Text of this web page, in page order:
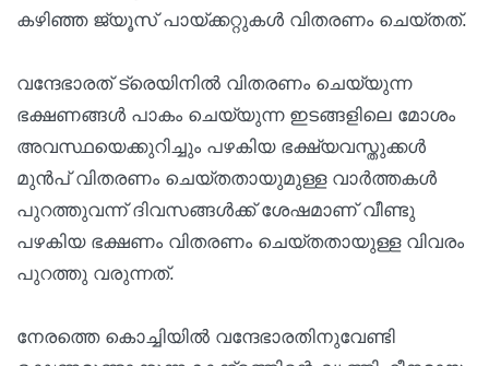
കഴിഞ്ഞ ജ്യൂസ് പായ്ക്കറ്റുകൾ വിതരണം ചെയ്തത്.
വന്ദേഭാരത് ട്രെയിനിൽ വിതരണം ചെയ്യുന്ന
ഭക്ഷണങ്ങൾ പാകം ചെയ്യുന്ന ഇടങ്ങളിലെ മോശം
അവസ്ഥയെക്കുറിച്ചും പഴകിയ ഭക്ഷ്യവസ്തുക്കൾ
മുൻപ് വിതരണം ചെയ്തതായുമുള്ള വാർത്തകൾ
പുറത്തുവന്ന് ദിവസങ്ങൾക്ക് ശേഷമാണ് വീണ്ടു
പഴകിയ ഭക്ഷണം വിതരണം ചെയ്തതായുള്ള വിവരം
പുറത്തു വരുന്നത്.
നേരത്തെ കൊച്ചിയിൽ വന്ദേഭാരതിനുവേണ്ടി